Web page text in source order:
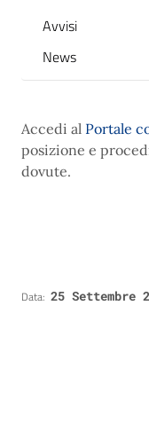
Avvisi
News
Accedi al Portale
posizione e
dovute.
Data: 25 Settembre